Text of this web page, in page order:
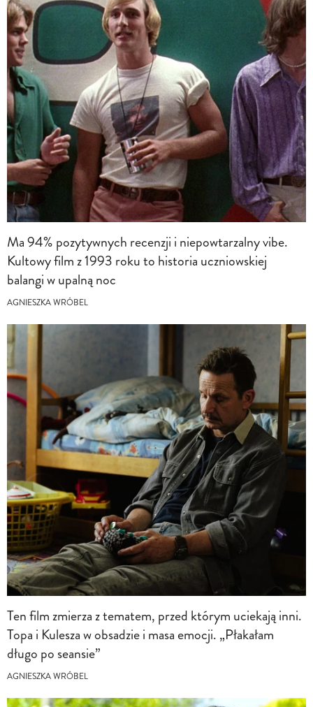
Ma 94% pozytywnych recenzji i niepowtarzalny vibe.
Kultowy film z 1993 roku to historia uczniowskiej
balangi w upalną noc
AGNIESZKA WRÓBEL
Ten film zmierza z tematem, przed którym uciekają inni.
Topa i Kulesza w obsadzie i masa emocji. „Płakałam
długo po seansie”
AGNIESZKA WRÓBEL